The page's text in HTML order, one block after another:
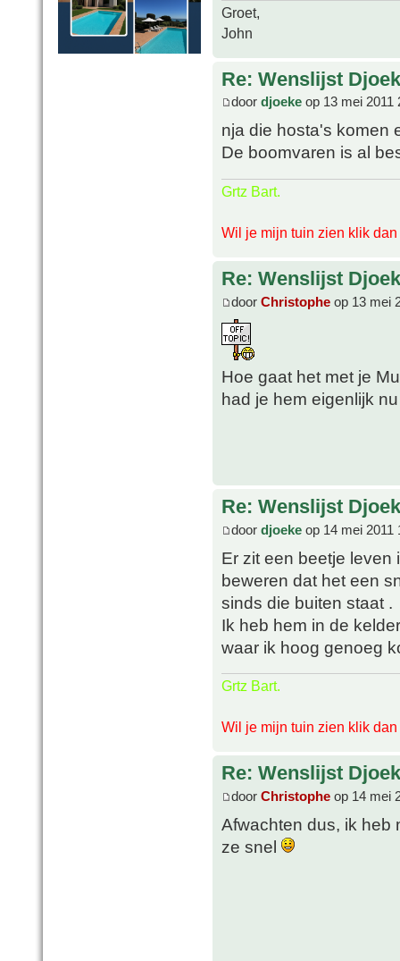
Groet,
John
Re: Wenslijst
door djoeke op 13 mei 2011
nja die hosta's komen
De boomvaren is al
Grtz Bart.
Wil je mijn tuin zien klik dan
Re: Wenslijst
door Christophe op 13 mei
Hoe gaat het met je
had je hem eigenlijk
Re: Wenslijst
door djoeke op 14 mei 2011
Er zit een beetje leven
beweren dat het een
sinds die buiten staat .
Ik heb hem in de
waar ik hoog genoeg
Grtz Bart.
Wil je mijn tuin zien klik dan
Re: Wenslijst
door Christophe op 14 mei
Afwachten dus, ik heb
ze snel